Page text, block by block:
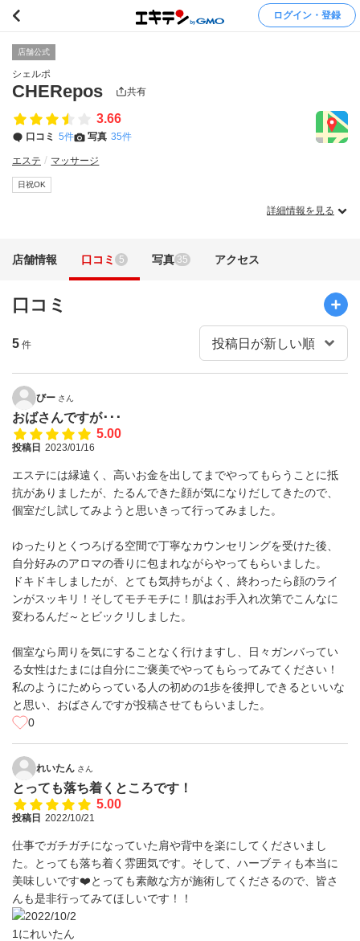
ログイン・登録
店舗公式
シェルポ
CHERepos 共有
3.66
口コミ 5件 写真 35件
エステ マッサージ
日祝OK
詳細情報を見る
店舗情報 口コミ 5 写真 35 アクセス
口コミ
5 件
びー さん
おばさんですが･･･
5.00
投稿日 2023/01/16
エステには縁遠く、高いお金を出してまでやってもらうことに抵
抗がありましたが、たるんできた顔が気になりだしてきたので、
個室だし試してみようと思いきって行ってみました。
ゆったりとくつろげる空間で丁寧なカウンセリングを受けた後、
自分好みのアロマの香りに包まれながらやってもらいました。
ドキドキしましたが、とても気持ちがよく、終わったら顔のライ
ンがスッキリ！そしてモチモチに！肌はお手入れ次第でこんなに
変わるんだ～とビックリしました。
個室なら周りを気にすることなく行けますし、日々ガンバってい
る女性はたまには自分にご褒美でやってもらってみてください！
私のようにためらっている人の初めの1歩を後押しできるといいな
と思い、おばさんですが投稿させてもらいました。
0
れいたん さん
とっても落ち着くところです！
5.00
投稿日 2022/10/21
仕事でガチガチになっていた肩や背中を楽にしてくださいまし
た。とっても落ち着く雰囲気です。そして、ハーブティも本当に
美味しいです❤️とっても素敵な方が施術してくださるので、皆さ
んも是非行ってみてほしいです！！